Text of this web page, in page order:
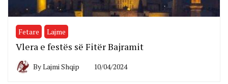
Fetare Lajme
Vlera e festës së Fitër Bajramit
ByLajmi Shqip 10/04/2024